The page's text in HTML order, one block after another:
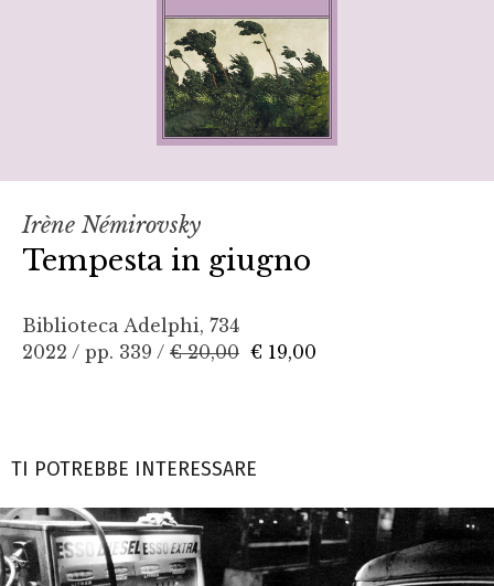
Irène Némirovsky
Tempesta in giugno
Biblioteca Adelphi, 734
2022 / pp. 339 / € 20,00 € 19,00
TI POTREBBE INTERESSARE